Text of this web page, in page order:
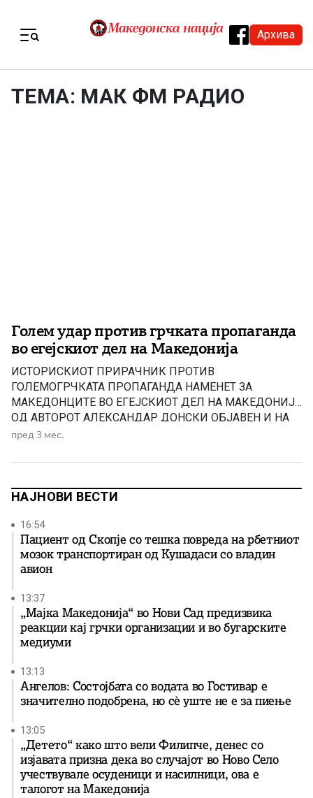
Архива
ТЕМА: МАК ФМ РАДИО
Голем удар против грчката пропаганда
во егејскиот дел на Македонија
ИСТОРИСКИOT ПРИРАЧНИК ПРОТИВ
ГОЛЕМОГРЧКАТА ПРОПАГАНДА НАМЕНЕТ ЗА
МАКЕДОНЦИТЕ ВО ЕГEЈСКИОТ ДЕЛ НА МАКЕДОНИЈА
ОД АВТОРОТ АЛЕКСАНДАР ДОНСКИ ОБЈАВЕН И НА
ГРЧКИ ЈАЗИК! Пред извесно време МН објави
ПРИРАЧНИК ПРОТИВ ГОЛЕМОГРЧКАТА
ЕГEЈСКИОТ ДЕЛ НА МАКЕДОНИЈА од авторот
формат е објавена […]
пред 3 мес.
НАЈНОВИ ВЕСТИ
16:54
Пациент од Скопје со тешка повреда на рбетниот
мозок транспортиран од Кушадаси со владин
авион
13:37
„Мајка Македонија“ во Нови Сад предизвика
реакции кај грчки организации и во бугарските
медиуми
13:13
Ангелов: Состојбата со водата во Гостивар е
значително подобрена, но сè уште не е за пиење
13:05
„Детето“ како што вели Филипче, денес со
изјавата призна дека во случајот во Ново Село
учествувале осуденици и насилници, ова е
талогот на Македонија